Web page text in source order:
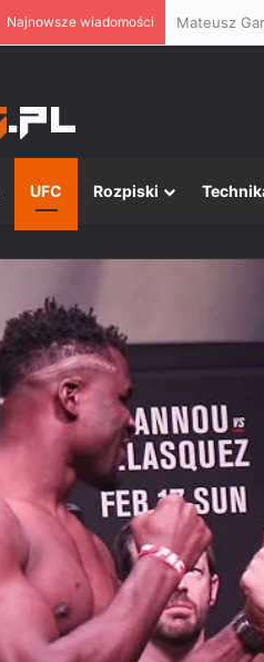
Najnowsze wiadomości Mateusz
UFC Rozpiski